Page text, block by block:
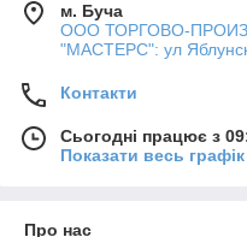
м. Буча
ООО ТОРГОВО-
"МАСТЕРС": ул
Контакти
Сьогодні працює з
Показати весь
Про нас